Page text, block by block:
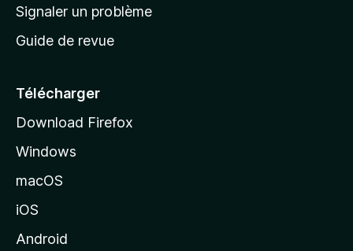
a
c
e
l
d
o
z
Signaler un problème
Guide de revue
Télécharger
Download Firefox
Windows
macOS
iOS
Android